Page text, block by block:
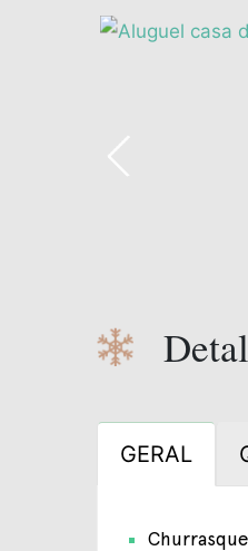
GERAL